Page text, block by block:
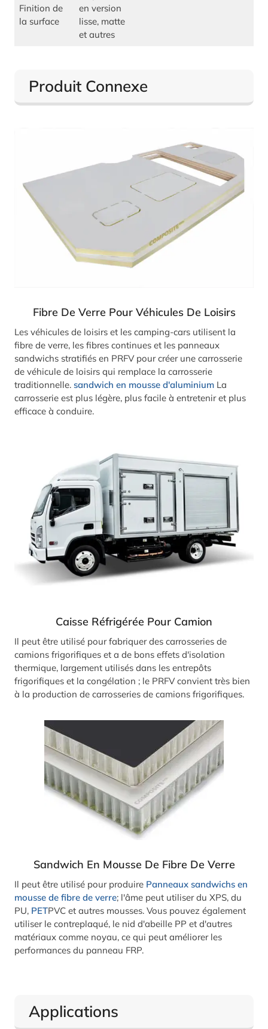
Finition de
la surface
en version
lisse, matte
et autres
Produit Connexe
Fibre De Verre Pour Véhicules De Loisirs
Les véhicules de loisirs et les camping-cars utilisent la
fibre de verre, les fibres continues et les panneaux
sandwichs stratifiés en PRFV pour créer une carrosserie
de véhicule de loisirs qui remplace la carrosserie
traditionnelle. sandwich en mousse d'aluminium La
carrosserie est plus légère, plus facile à entretenir et plus
efficace à conduire.
Caisse Réfrigérée Pour Camion
Il peut être utilisé pour fabriquer des carrosseries de
camions frigorifiques et a de bons effets d'isolation
thermique, largement utilisés dans les entrepôts
frigorifiques et la congélation ; le PRFV convient très bien
à la production de carrosseries de camions frigorifiques.
Sandwich En Mousse De Fibre De Verre
Il peut être utilisé pour produire Panneaux sandwichs en
mousse de fibre de verre; l'âme peut utiliser du XPS, du
PU, PETPVC et autres mousses. Vous pouvez également
utiliser le contreplaqué, le nid d'abeille PP et d'autres
matériaux comme noyau, ce qui peut améliorer les
performances du panneau FRP.
Applications